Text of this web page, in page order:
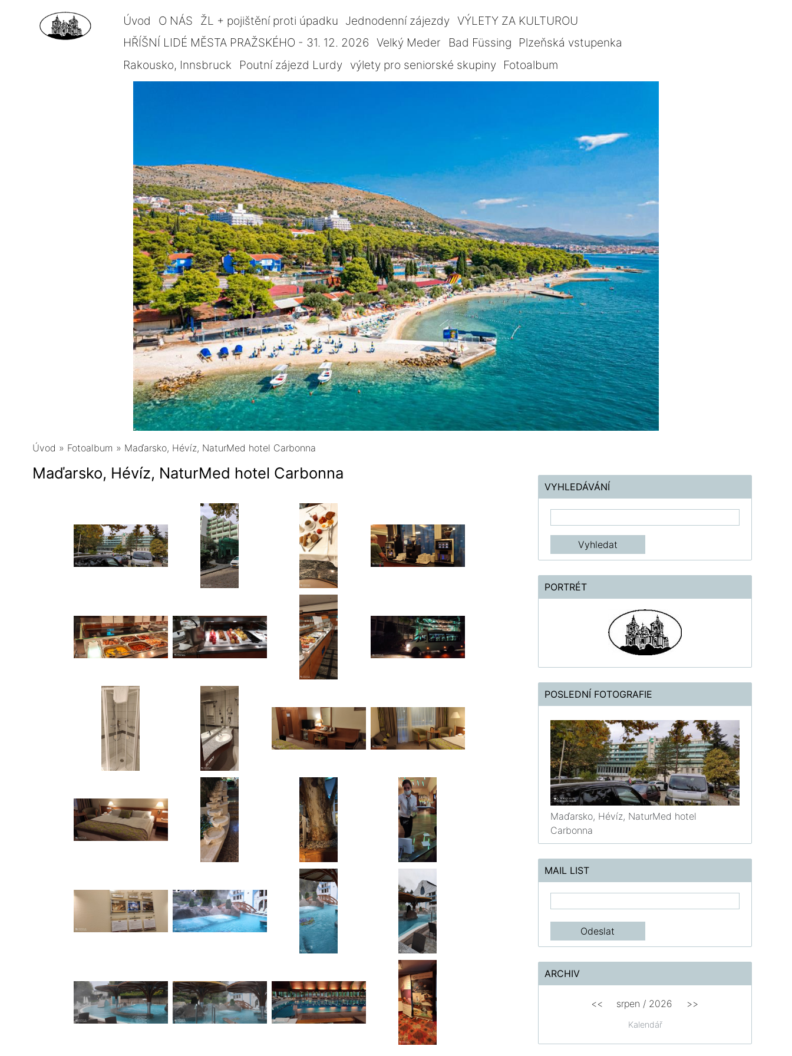
Úvod O NÁS ŽL + pojištění proti úpadku Jednodenní zájezdy VÝLETY ZA KULTUROU
HŘÍŠNÍ LIDÉ MĚSTA PRAŽSKÉHO - 31. 12. 2026 Velký Meder Bad Füssing
Plzeňská vstupenka
Rakousko, Innsbruck
Poutní zájezd Lurdy výlety pro seniorské skupiny Fotoalbum
Úvod » Fotoalbum » Maďarsko, Hévíz, NaturMed hotel Carbonna
Maďarsko, Hévíz, NaturMed hotel Carbonna
VYHLEDÁVÁNÍ
PORTRÉT
POSLEDNÍ FOTOGRAFIE
Maďarsko, Hévíz, NaturMed hotel
Carbonna
MAIL LIST
ARCHIV
Kalendář
<< srpen / 2026 >>